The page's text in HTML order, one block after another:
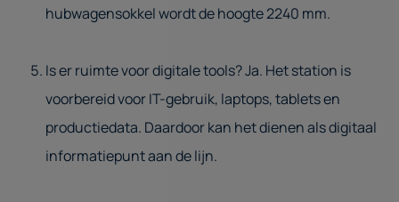
hubwagensokkel wordt de hoogte 2240 mm.
Is er ruimte voor digitale tools? Ja. Het station is
voorbereid voor IT-gebruik, laptops, tablets en
productiedata. Daardoor kan het dienen als digitaal
informatiepunt aan de lijn.